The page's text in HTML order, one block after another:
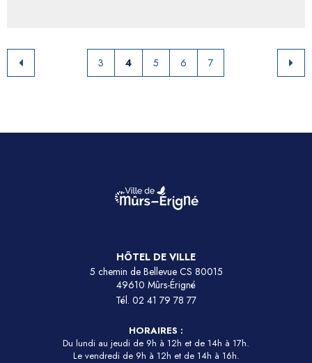
3 4 5 6 7
HÔTEL DE VILLE
5 chemin de Bellevue CS 80015
49610 Mûrs-Érigné
Tél. 02 41 79 78 77
HORAIRES :
Du lundi au jeudi de 9h à 12h et de 14h à 17h.
Le vendredi de 9h à 12h et de 14h à 16h.